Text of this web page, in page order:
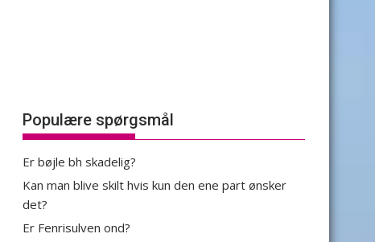
Populære spørgsmål
Er bøjle bh skadelig?
Kan man blive skilt hvis kun den ene part ønsker
det?
Er Fenrisulven ond?